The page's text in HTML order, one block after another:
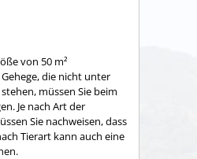
von 50 m²
die nicht unter
müssen Sie beim
Je nach Art der
Sie nachweisen, dass
Tierart kann auch eine